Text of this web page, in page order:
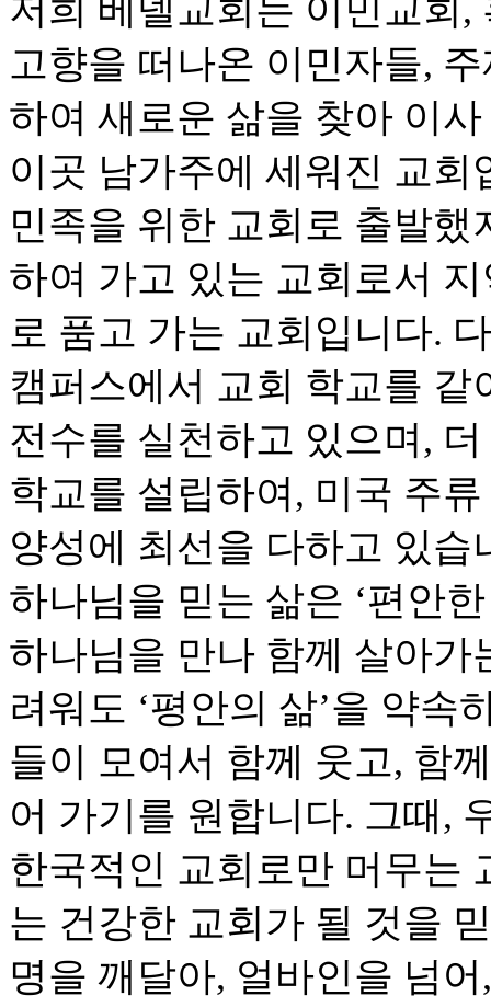
저희 베델교회는 이민교회
고향을 떠나온 이민자들,
하여 새로운 삶을 찾아 이
이곳 남가주에 세워진 교
민족을 위한 교회로 출발
하여 가고 있는 교회로서
로 품고 가는 교회입니다.
캠퍼스에서 교회 학교를
전수를 실천하고 있으며,
학교를 설립하여, 미국 주
양성에 최선을 다하고 있습
하나님을 믿는 삶은 ‘편안
하나님을 만나 함께 살아
려워도 ‘평안의 삶’을 약속
들이 모여서 함께 웃고, 함
어 가기를 원합니다. 그때,
한국적인 교회로만 머무는
는 건강한 교회가 될 것을
명을 깨달아, 얼바인을 넘